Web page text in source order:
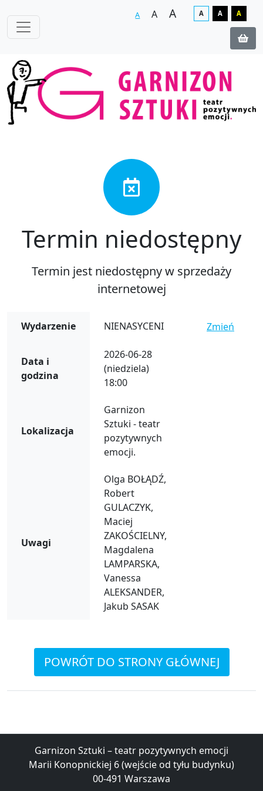
A A A A A A
Termin niedostępny
Termin jest niedostępny w sprzedaży
internetowej
Wydarzenie NIENASYCENI Zmień
Data i
godzina
2026-06-28
(niedziela)
18:00
Lokalizacja
Garnizon
Sztuki - teatr
pozytywnych
emocji.
Uwagi
Olga BOŁĄDŹ,
Robert
GULACZYK,
Maciej
ZAKOŚCIELNY,
Magdalena
LAMPARSKA,
Vanessa
ALEKSANDER,
Jakub SASAK
POWRÓT DO STRONY GŁÓWNEJ
Garnizon Sztuki – teatr pozytywnych emocji
Marii Konopnickiej 6 (wejście od tyłu budynku)
00-491 Warszawa